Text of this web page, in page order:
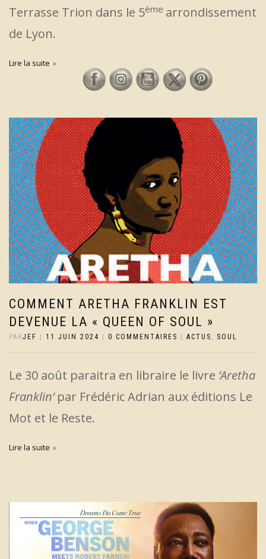
Terrasse Trion dans le 5ème arrondissement
de Lyon.
Lire la suite
COMMENT ARETHA FRANKLIN EST
DEVENUE LA « QUEEN OF SOUL »
PARJEF 11 JUIN 2024 0 COMMENTAIRES ACTUS , SOUL
Le 30 août paraitra en libraire le livre ‘Aretha
Franklin’par Frédéric Adrian aux éditions Le
Mot et le Reste.
Lire la suite